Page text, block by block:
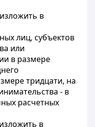
в
лиц, субъектов
или
в размере
тридцати, на
- в
расчетных
в